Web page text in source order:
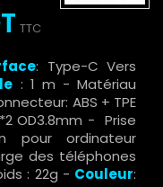
TTC
: Type-C Vers
: 1 m - Matériau
ABS + TPE
OD3.8mm - Prise
pour ordinateur
des téléphones
: 22g - Couleur: